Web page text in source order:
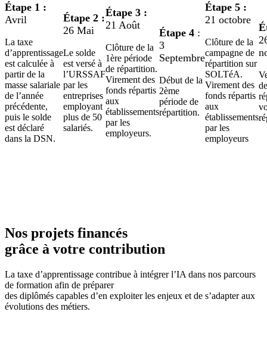
Étape 1 :
Avril
La taxe
d’apprentissage
est calculée à
partir de la
masse salariale
de l’année
précédente,
puis le solde
est déclaré
dans la DSN.
Étape 2 :
26 Mai
Le solde
est versé à
l’URSSAF
par les
entreprises
employant
plus de 50
salariés.
Étape 3 :
21 Août
Clôture de la
1ère période
de répartition.
Virement des
fonds répartis
aux
établissements
par les
employeurs.
Étape 4 :
3
Septembre
Début de la
2ème
période de
répartition.
Étape 5 :
21 octobre
Clôture de la
campagne de
répartition sur
SOLTéA.
Virement des
fonds répartis
aux
établissements
par les
employeurs
Nos projets financés
grâce à votre contribution
La taxe d’apprentissage contribue à intégrer l’IA dans nos parcours
de formation afin de préparer
des diplômés capables d’en exploiter les enjeux et de s’adapter aux
évolutions des métiers.